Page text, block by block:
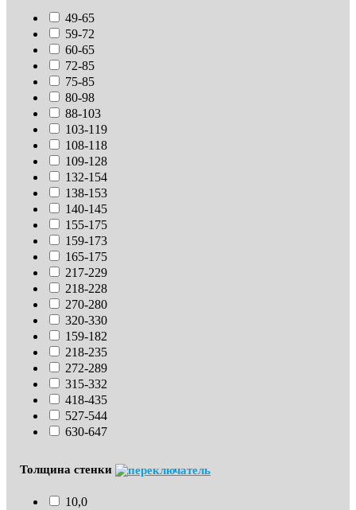
49-65
59-72
60-65
72-85
75-85
80-98
88-103
103-119
108-118
109-128
132-154
138-153
140-145
155-175
159-173
165-175
217-229
218-228
270-280
320-330
159-182
218-235
272-289
315-332
418-435
527-544
630-647
Толщина стенки
10,0